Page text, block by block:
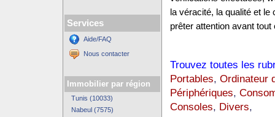
Services
Aide/FAQ
Nous contacter
Immobilier par région
Tunis (10033)
Nabeul (7575)
la véracité, la qualité et
prêter attention avant tout
Trouvez toutes les
Portables, Ordinateur
Périphériques,
Consoles, Divers,